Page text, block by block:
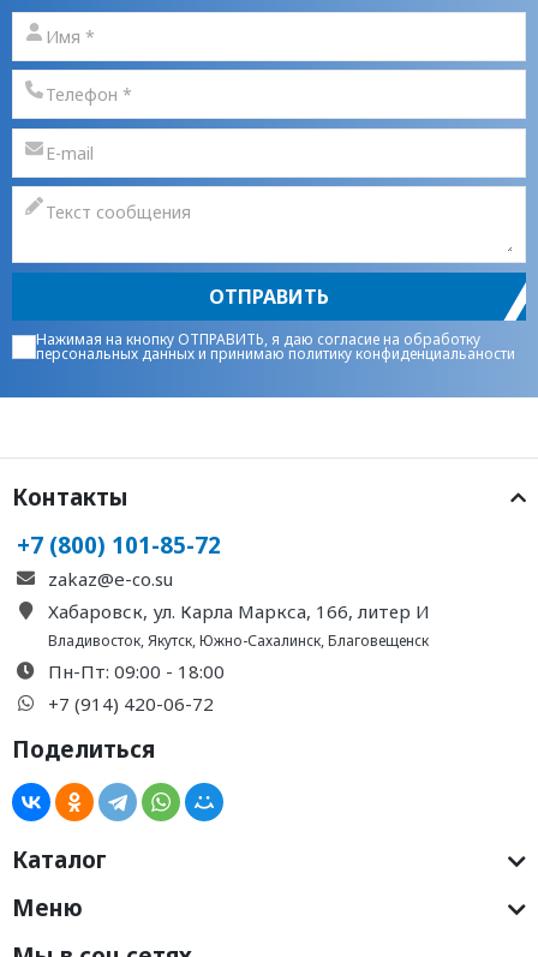
ОТПРАВИТЬ
Нажимая на кнопку ОТПРАВИТЬ, я даю согласие на обработку
персональных данныхи принимаюполитику конфиденциальаности
Контакты
+7 (800) 101-85-72
zakaz@e-co.su
Хабаровск, ул. Карла Маркса, 166, литер И
Владивосток,Якутск,Южно-Сахалинск,Благовещенск
Пн-Пт: 09:00 - 18:00
+7 (914) 420-06-72
Поделиться
Каталог
Меню